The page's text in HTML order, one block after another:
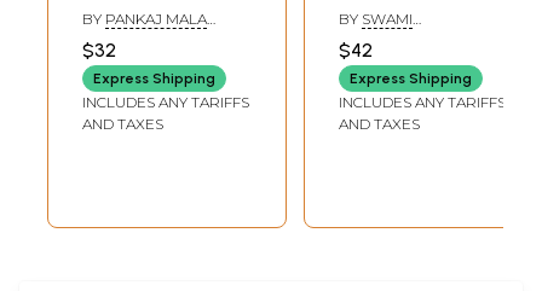
Upanishad
BY PANKAJ MALA
SHARMA
$32
Express Shipping
INCLUDES ANY TARIFFS
AND TAXES
Upanishads (Isha,
Kena and Katho
Upanishad)
BY SWAMI
RANGANATHANANDA
$42
Express Shipping
INCLUDES ANY TARIFFS
AND TAXES